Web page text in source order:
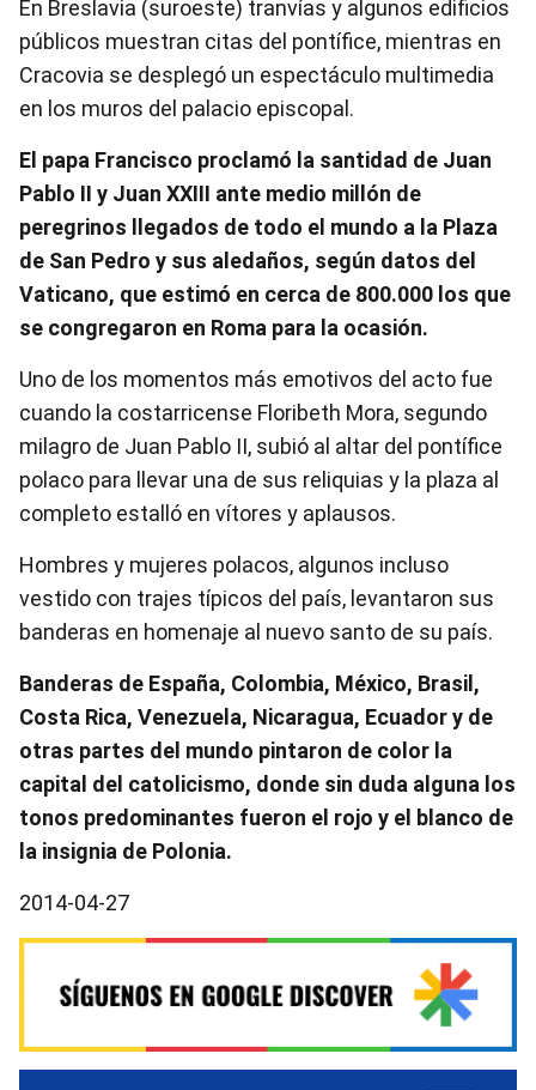
En Breslavia (suroeste) tranvías y algunos edificios
públicos muestran citas del pontífice, mientras en
Cracovia se desplegó un espectáculo multimedia
en los muros del palacio episcopal.
El papa Francisco proclamó la santidad de Juan
Pablo II y Juan XXIII ante medio millón de
peregrinos llegados de todo el mundo a la Plaza
de San Pedro y sus aledaños, según datos del
Vaticano, que estimó en cerca de 800.000 los que
se congregaron en Roma para la ocasión.
Uno de los momentos más emotivos del acto fue
cuando la costarricense Floribeth Mora, segundo
milagro de Juan Pablo II, subió al altar del pontífice
polaco para llevar una de sus reliquias y la plaza al
completo estalló en vítores y aplausos.
Hombres y mujeres polacos, algunos incluso
vestido con trajes típicos del país, levantaron sus
banderas en homenaje al nuevo santo de su país.
Banderas de España, Colombia, México, Brasil,
Costa Rica, Venezuela, Nicaragua, Ecuador y de
otras partes del mundo pintaron de color la
capital del catolicismo, donde sin duda alguna los
tonos predominantes fueron el rojo y el blanco de
la insignia de Polonia.
2014-04-27